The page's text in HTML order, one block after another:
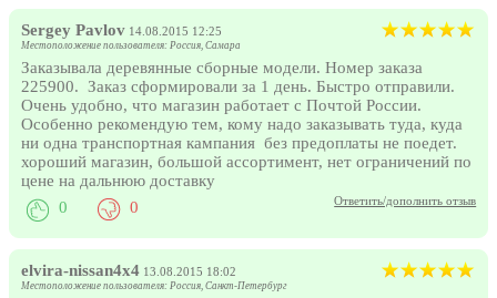
Sergey Pavlov 14.08.2015 12:25
Местоположение пользователя: Россия, Самара
Заказывала деревянные сборные модели. Номер заказа
225900. Заказ сформировали за 1 день. Быстро отправили.
Очень удобно, что магазин работает с Почтой России.
Особенно рекомендую тем, кому надо заказывать туда, куда
ни одна транспортная кампания без предоплаты не поедет.
хороший магазин, большой ассортимент, нет ограничений по
цене на дальнюю доставку
Ответить/дополнить отзыв
0 0
elvira-nissan4x4 13.08.2015 18:02
Местоположение пользователя: Россия, Санкт-Петербург